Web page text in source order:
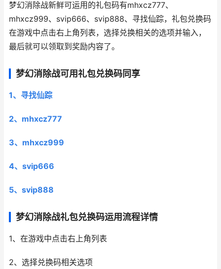
梦幻消除战新鲜可运用的礼包码有mhxcz777、
mhxcz999、svip666、svip888、寻找仙踪，礼包兑换码
在游戏中点击右上角列表，选择兑换相关的选项并输入，
最后就可以领取到奖励内容了。
梦幻消除战可用礼包兑换码同享
1、寻找仙踪
2、mhxcz777
3、mhxcz999
4、svip666
5、svip888
梦幻消除战礼包兑换码运用流程详情
1、在游戏中点击右上角列表
2、选择兑换码相关选项